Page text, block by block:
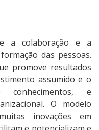
a colaboração e a
das pessoas.
promove resultados
assumido e o
e
O modelo
inovações em